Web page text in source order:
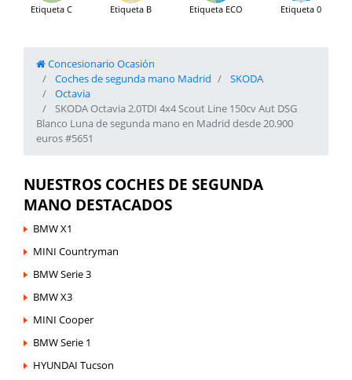
Etiqueta C Etiqueta B Etiqueta ECO Etiqueta 0
Concesionario Ocasión
Coches de segunda mano Madrid
SKODA
Octavia
SKODA Octavia 2.0TDI 4x4 Scout Line 150cv Aut DSG
Blanco Luna de segunda mano en Madrid desde 20.900
euros #5651
NUESTROS COCHES DE SEGUNDA
MANO DESTACADOS
BMW X1
MINI Countryman
BMW Serie 3
BMW X3
MINI Cooper
BMW Serie 1
HYUNDAI Tucson